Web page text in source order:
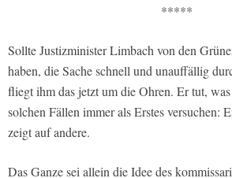
*****
Sollte Justizminister Limbach von den
haben, die Sache schnell und unauffällig
fliegt ihm das jetzt um die Ohren. Er tut,
solchen Fällen immer als Erstes versuchen:
zeigt auf andere.
Das Ganze sei allein die Idee des